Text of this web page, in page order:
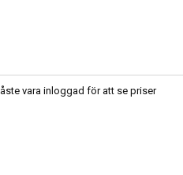
vara inloggad för att se priser